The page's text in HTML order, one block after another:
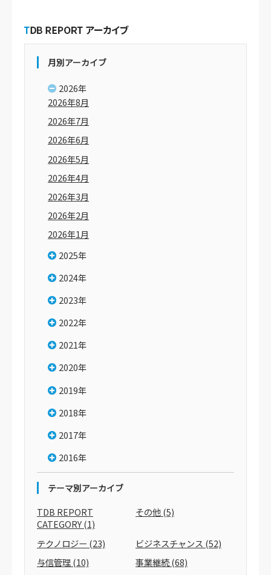
月別アーカイブ
2026年
2026年8月
2026年7月
2026年6月
2026年5月
2026年4月
2026年3月
2026年2月
2026年1月
2025年
2024年
2023年
2022年
2021年
2020年
2019年
2018年
2017年
2016年
テーマ別アーカイブ
TDB REPORT
CATEGORY(1)
その他(5)
テクノロジー (23) ビジネスチャンス (52)
与信管理(10) 事業継続(68)